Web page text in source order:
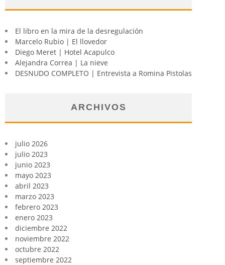
El libro en la mira de la desregulación
Marcelo Rubio | El llovedor
Diego Meret | Hotel Acapulco
Alejandra Correa | La nieve
DESNUDO COMPLETO | Entrevista a Romina Pistolas
ARCHIVOS
julio 2026
julio 2023
junio 2023
mayo 2023
abril 2023
marzo 2023
febrero 2023
enero 2023
diciembre 2022
noviembre 2022
octubre 2022
septiembre 2022